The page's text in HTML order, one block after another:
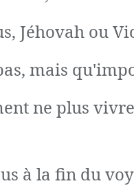
Jéhovah ou
mais
ne plus
à la fin du